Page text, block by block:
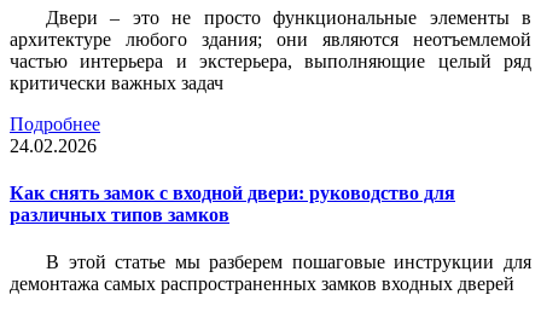
Двери – это не просто функциональные элементы в
архитектуре любого здания; они являются неотъемлемой
частью интерьера и экстерьера, выполняющие целый ряд
критически важных задач
Подробнее
24.02.2026
Как снять замок с входной двери: руководство для
различных типов замков
В этой статье мы разберем пошаговые инструкции для
демонтажа самых распространенных замков входных дверей